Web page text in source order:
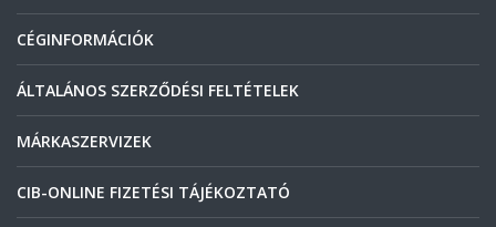
CÉGINFORMÁCIÓK
ÁLTALÁNOS SZERZŐDÉSI FELTÉTELEK
MÁRKASZERVIZEK
CIB-ONLINE FIZETÉSI TÁJÉKOZTATÓ